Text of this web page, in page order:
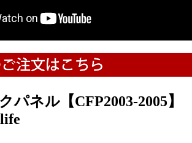
パネル【CFP2003-2005】